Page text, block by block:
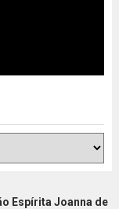
Espírita Joanna de